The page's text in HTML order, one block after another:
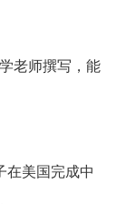
老师撰写，能
在美国完成中